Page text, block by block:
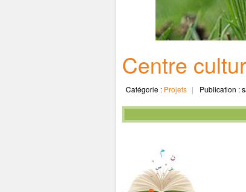
Centre
Catégorie : Projets Publication :